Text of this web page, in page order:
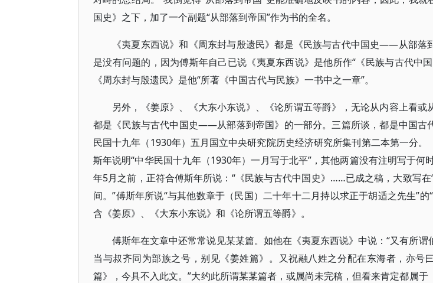
国史》之下，加了一个副题“从部落到帝国”作为书的全名。
《夷夏东西说》和《周东封与殷遗民》都是《民族与古代中国史——从部落
是没有问题的，因为傅斯年自己已说《夷夏东西说》是他所作“《民族与古代中国
《周东封与殷遗民》是他“所著《中国古代与民族》一书中之一章”。
另外，《姜原》、《大东小东说》、《论所谓五等爵》，无论从内容上看或
都是《民族与古代中国史——从部落到帝国》的一部分。三篇所谈，都是中国古
民国十九年（1930年）五月国立中央研究院历史经济研究所集刊第二本第一分。
斯年说明“中华民国十九年（1930年）一月写于北平”，其他两篇没有注明写于何
年5月之前，正符合傅斯年所说：“《民族与古代中国史》……已成之稿，大致写在‘
间。”傅斯年所说“与其他数章于（民国）二十年十二月持以求正于胡适之先生”的
含《姜原》、《大东小东说》和《论所谓五等爵》。
傅斯年在文章中还常常说见某某篇。如他在《夷夏东西说》中说：“又有所谓
当与叔齐同为部族之号，别见《姜姓篇》。又祝融八姓之分配在东海者，亦号
篇》，今具不入此文。”大约此所谓某某篇者，或属尚未完稿，但看来肯定都属于